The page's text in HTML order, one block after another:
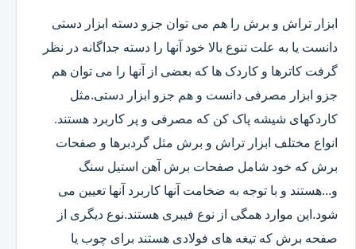
ابزار تراش و برش را هم می توان جزو دسته ابزار دستی
دانست یا به علت تنوع بالا خود آنها را دسته جداگانه در نظر
گرفت کاترها و کاردک ها که بعضی از آنها را می توان هم
جزو ابزار مصرفی دانست و هم جزو ابزار دستی.مثل
کاردکهای شیشه پاک کن که مصرفی و پر کاربرد هستند.
انواع مختلف ابزار تراش و برش مثل گردبرها و صفحات
برش که خود شامل صفحات برش آهن استیل سنگ
و...هستند و با توجه به ضخامت آنها کاربرد آنها تعیین می
شود.این موارد همگی از نوع فیبری هستند.نوع دیگری از
صفحه برش که تیغه های فولادی هستند برای چوب یا